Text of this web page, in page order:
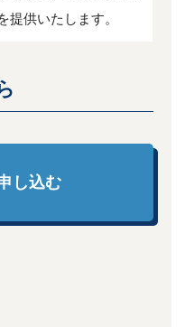
提供いたします。
し込む